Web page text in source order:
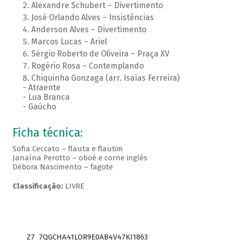
Alexandre Schubert – Divertimento
José Orlando Alves – Insistências
Anderson Alves – Divertimento
Marcos Lucas – Ariel
Sérgio Roberto de Oliveira – Praça XV
Rogério Rosa – Contemplando
Chiquinha Gonzaga (arr. Isaías Ferreira)
- Atraente
- Lua Branca
- Gaúcho
Ficha técnica:
Sofia Ceccato – flauta e flautim
Janaína Perotto – oboé e corne inglês
Débora Nascimento – fagote
Classificação:LIVRE
Z7_7QGCHA41LOR9E0AB4V47KI1863